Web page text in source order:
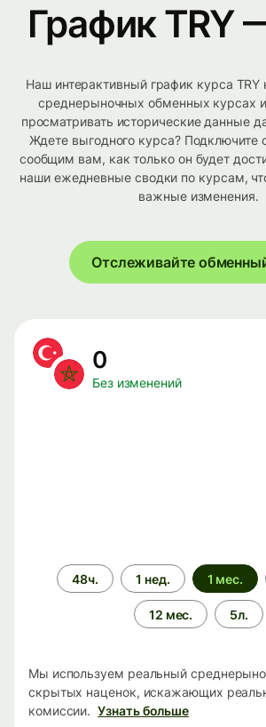
График TRY
Наш интерактивный график курса TRY
среднерыночных обменных курсах
просматривать исторические данные
Ждете выгодного курса?
сообщим вам, как только он будет
наши ежедневные сводки по курсам,
важные изменения.
Отслеживайте
0
Без изменений
Период
времени
48ч. 1 нед. 1 мес.
12 мес. 5л.
Мы используем реальный
скрытых наценок, искажающих
комиссии. Узнать больше